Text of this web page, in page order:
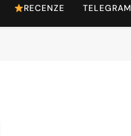
RECENZE TELEGRAM